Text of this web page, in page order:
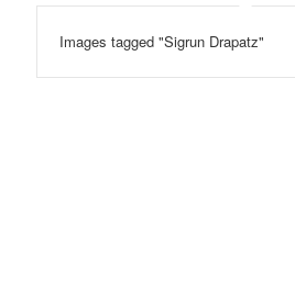
Images tagged "Sigrun Drapatz"